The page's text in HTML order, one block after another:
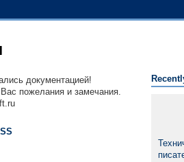
документацией!
пожелания и замечания.